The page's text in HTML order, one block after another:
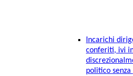
Incarichi
conferiti, ivi
politico